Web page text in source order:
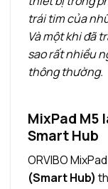
trái tim của
Và một khi đã
sao rất nhiều
thông thường.
MixPad M5
Smart Hub
ORVIBO
(Smart Hub)